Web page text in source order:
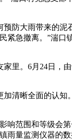
防大雨带来的
急撤离。”湍口
里。6月24日，
清晰全面的认
响范围和等级会
雨量监测仪器的